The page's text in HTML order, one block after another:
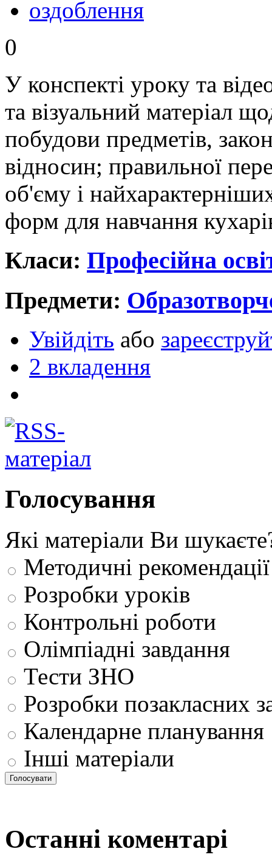
оздоблення
0
У конспекті уроку та
та візуальний матеріал
побудови предметів,
відносин; правильної
об'єму і
форм для навчання
Класи: Професійна
Предмети:
Увійдіть або
2 вкладення
Голосування
Які матеріали Ви
Методичні рекомендації
Розробки уроків
Контрольні роботи
Олімпіадні завдання
Тести ЗНО
Розробки позакласних
Календарне планування
Інші матеріали
Останні коментарі